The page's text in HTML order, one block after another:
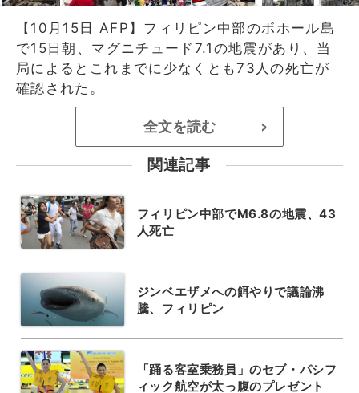
【10月15日 AFP】フィリピン中部のボホール島
で15日朝、マグニチュード7.1の地震があり、当
局によるとこれまでに少なくとも73人の死亡が
確認された。
全文を読む >
関連記事
フィリピン中部でM6.8の地震、43
人死亡
ジンベエザメへの餌やりで議論沸
騰、フィリピン
「踊る客室乗務員」のセブ・パシフ
ィック航空が太っ腹のプレゼント